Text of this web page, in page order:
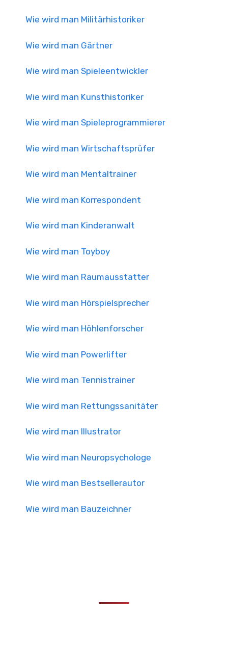
Wie wird man Militärhistoriker
Wie wird man Gärtner
Wie wird man Spieleentwickler
Wie wird man Kunsthistoriker
Wie wird man Spieleprogrammierer
Wie wird man Wirtschaftsprüfer
Wie wird man Mentaltrainer
Wie wird man Korrespondent
Wie wird man Kinderanwalt
Wie wird man Toyboy
Wie wird man Raumausstatter
Wie wird man Hörspielsprecher
Wie wird man Höhlenforscher
Wie wird man Powerlifter
Wie wird man Tennistrainer
Wie wird man Rettungssanitäter
Wie wird man Illustrator
Wie wird man Neuropsychologe
Wie wird man Bestsellerautor
Wie wird man Bauzeichner